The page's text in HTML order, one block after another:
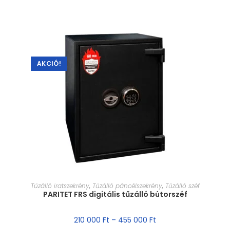
AKCIÓ!
MÉRET VÁLASZTÁSA
Tűzálló iratszekrény, Tűzálló páncélszekrény, Tűzálló széf
PARITET FRS digitális tűzálló bútorszéf
210 000 Ft – 455 000 Ft